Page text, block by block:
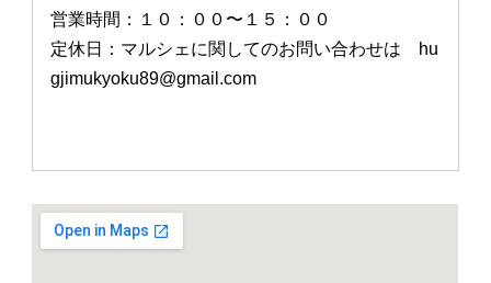
営業時間：１０：００〜１５：００
定休日：マルシェに関してのお問い合わせは hu
gjimukyoku89@gmail.com